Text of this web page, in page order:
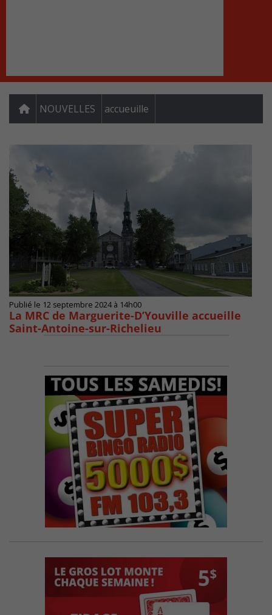
NOUVELLES accueuille
Publié le 12 septembre 2024 à 14h00
La MRC de Marguerite-D’Youville accueille
Saint-Antoine-sur-Richelieu